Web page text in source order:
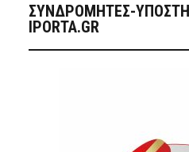
ΣΥΝΔΡΟΜΗΤΈΣ-
IPORTA.GR